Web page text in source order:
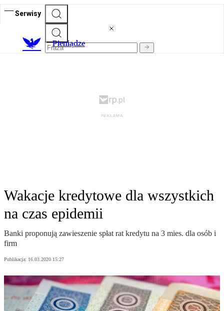
Serwisy
Pieniądze
Wakacje kredytowe dla wszystkich
na czas epidemii
Banki proponują zawieszenie spłat rat kredytu na 3 mies. dla osób i
firm
Publikacja: 16.03.2020 15:27